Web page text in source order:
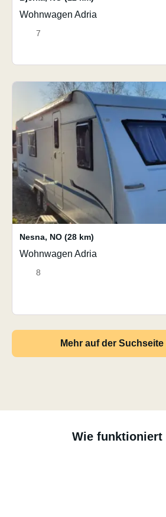
Wohnwagen Adria
7
Nesna, NO (28 km)
Wohnwagen Adria
8
Mehr auf der
Wie funktioniert